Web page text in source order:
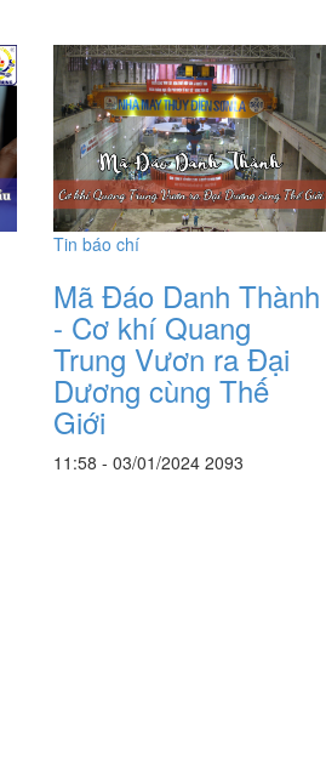
Tin báo chí
Mã Đáo Danh Thành
- Cơ khí Quang
Trung Vươn ra Đại
Dương cùng Thế
Giới
11:58 - 03/01/2024 2093